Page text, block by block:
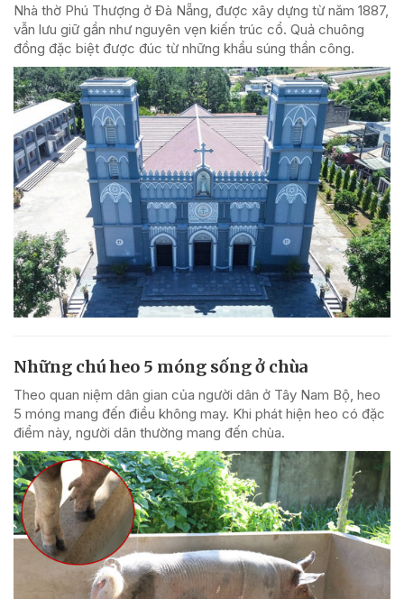
Nhà thờ Phú Thượng ở Đà Nẵng, được xây dựng từ năm 1887,
vẫn lưu giữ gần như nguyên vẹn kiến trúc cổ. Quả chuông
đồng đặc biệt được đúc từ những khẩu súng thần công.
Những chú heo 5 móng sống ở chùa
Theo quan niệm dân gian của người dân ở Tây Nam Bộ, heo
5 móng mang đến điều không may. Khi phát hiện heo có đặc
điểm này, người dân thường mang đến chùa.